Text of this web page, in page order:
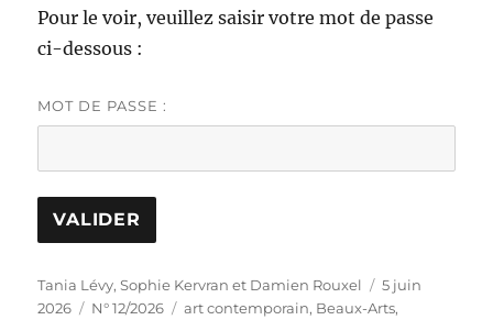
Pour le voir, veuillez saisir votre mot de passe
ci-dessous :
MOT DE PASSE :
Auteur
Tania Lévy, Sophie Kervran et Damien Rouxel
Publié
le
5 juin
2026
Catégories
N° 12/2026 Étiquettes
art contemporain, Beaux-Arts,